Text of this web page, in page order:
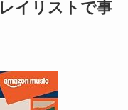
イリストで事